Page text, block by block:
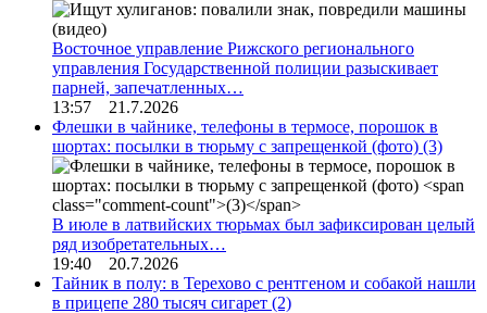
Восточное управление Рижского регионального
управления Государственной полиции разыскивает
парней, запечатленных…
13:57 21.7.2026
Флешки в чайнике, телефоны в термосе, порошок в
шортах: посылки в тюрьму с запрещенкой (фото) (3)
В июле в латвийских тюрьмах был зафиксирован целый
ряд изобретательных…
19:40 20.7.2026
Тайник в полу: в Терехово с рентгеном и собакой нашли
в прицепе 280 тысяч сигарет (2)